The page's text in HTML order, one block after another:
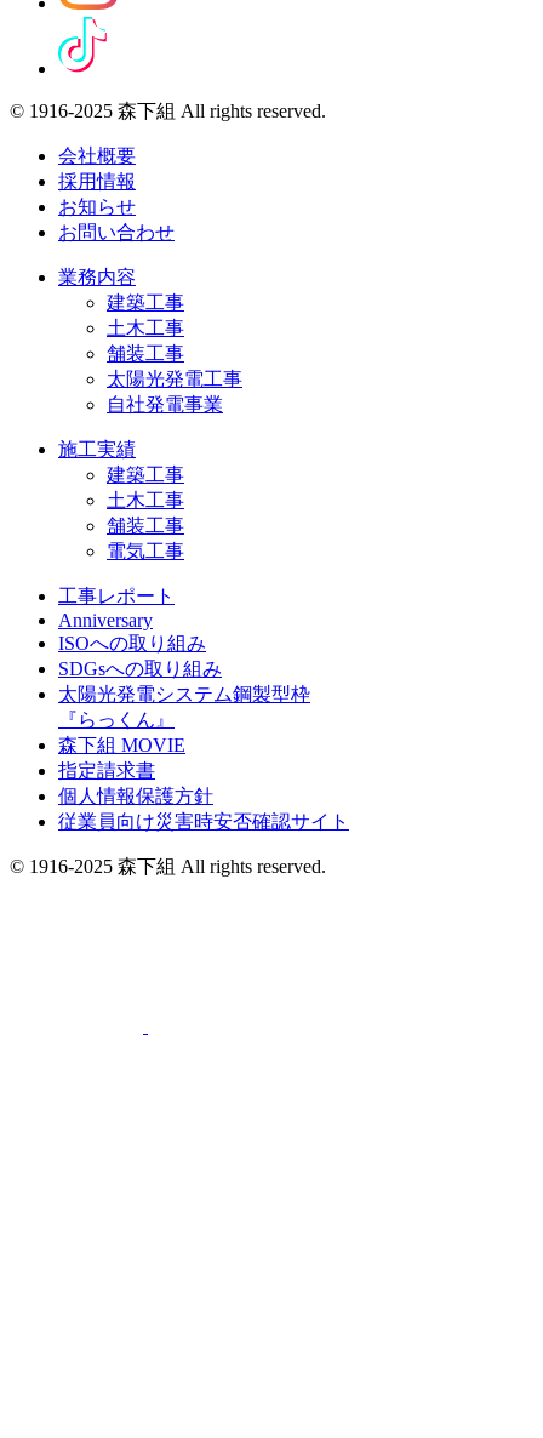
© 1916-2025 森下組 All rights reserved.
会社概要
採用情報
お知らせ
お問い合わせ
業務内容
建築工事
土木工事
舗装工事
太陽光発電工事
自社発電事業
施工実績
建築工事
土木工事
舗装工事
電気工事
工事レポート
Anniversary
ISOへの取り組み
SDGsへの取り組み
太陽光発電システム鋼製型枠
『らっくん』
森下組 MOVIE
指定請求書
個人情報保護方針
従業員向け災害時安否確認サイト
© 1916-2025 森下組 All rights reserved.